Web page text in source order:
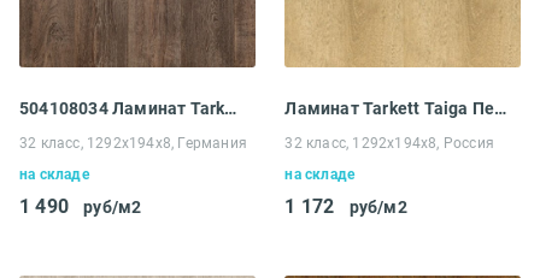
504108034 Ламинат Tarkett Cinema 832 Брандо
32 класс, 1292x194x8, Германия
на складе
1 490 руб/м2
Ламинат Tarkett Taiga Первая уральская Дуб Бежевый
32 класс, 1292x194х8, Россия
на складе
1 172 руб/м2